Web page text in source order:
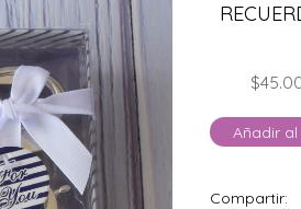
Añadir
Compartir: